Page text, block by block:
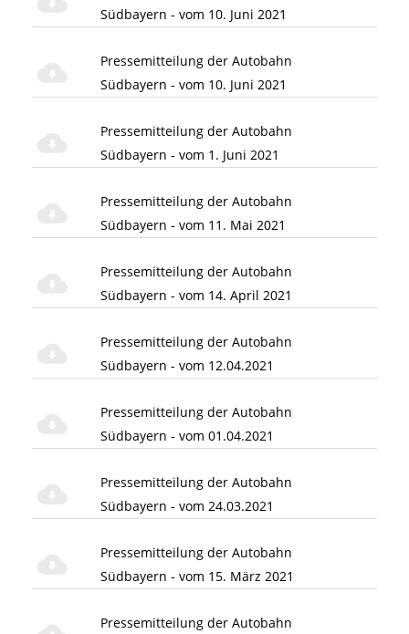
Südbayern - vom 10. Juni 2021
Pressemitteilung der Autobahn
Südbayern - vom 10. Juni 2021
Pressemitteilung der Autobahn
Südbayern - vom 1. Juni 2021
Pressemitteilung der Autobahn
Südbayern - vom 11. Mai 2021
Pressemitteilung der Autobahn
Südbayern - vom 14. April 2021
Pressemitteilung der Autobahn
Südbayern - vom 12.04.2021
Pressemitteilung der Autobahn
Südbayern - vom 01.04.2021
Pressemitteilung der Autobahn
Südbayern - vom 24.03.2021
Pressemitteilung der Autobahn
Südbayern - vom 15. März 2021
Pressemitteilung der Autobahn